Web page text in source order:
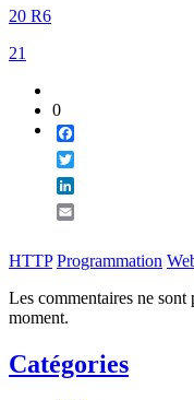
20 R6
21
0
HTTP Programmation
Les commentaires ne
moment.
Catégories